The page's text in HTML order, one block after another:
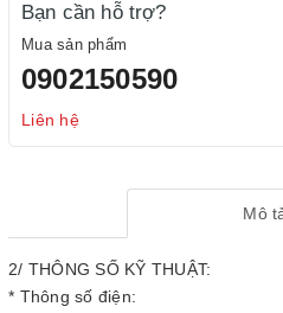
Bạn cần hỗ trợ?
Mua sản phẩm
0902150590
Liên hệ
Mô
2/ THÔNG SỐ KỸ THUẬT:
* Thông số điện: